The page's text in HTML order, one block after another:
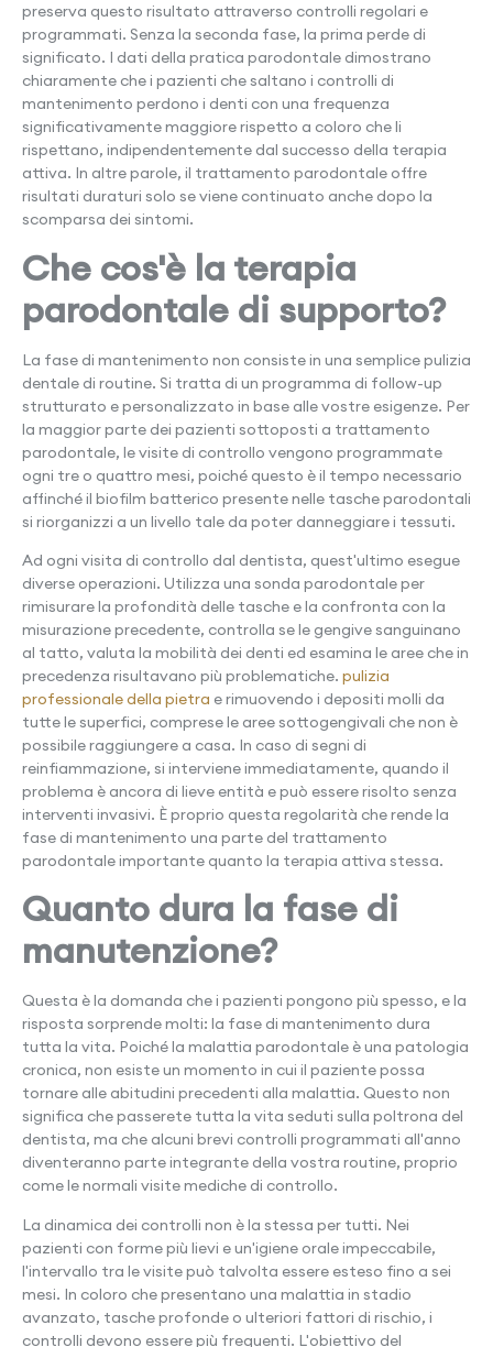
preserva questo risultato attraverso controlli regolari e
programmati. Senza la seconda fase, la prima perde di
significato. I dati della pratica parodontale dimostrano
chiaramente che i pazienti che saltano i controlli di
mantenimento perdono i denti con una frequenza
significativamente maggiore rispetto a coloro che li
rispettano, indipendentemente dal successo della terapia
attiva. In altre parole, il trattamento parodontale offre
risultati duraturi solo se viene continuato anche dopo la
scomparsa dei sintomi.
Che cos'è la terapia
parodontale di supporto?
La fase di mantenimento non consiste in una semplice pulizia
dentale di routine. Si tratta di un programma di follow-up
strutturato e personalizzato in base alle vostre esigenze. Per
la maggior parte dei pazienti sottoposti a trattamento
parodontale, le visite di controllo vengono programmate
ogni tre o quattro mesi, poiché questo è il tempo necessario
affinché il biofilm batterico presente nelle tasche parodontali
si riorganizzi a un livello tale da poter danneggiare i tessuti.
Ad ogni visita di controllo dal dentista, quest'ultimo esegue
diverse operazioni. Utilizza una sonda parodontale per
rimisurare la profondità delle tasche e la confronta con la
misurazione precedente, controlla se le gengive sanguinano
al tatto, valuta la mobilità dei denti ed esamina le aree che in
precedenza risultavano più problematiche. pulizia
professionale della pietra e rimuovendo i depositi molli da
tutte le superfici, comprese le aree sottogengivali che non è
possibile raggiungere a casa. In caso di segni di
reinfiammazione, si interviene immediatamente, quando il
problema è ancora di lieve entità e può essere risolto senza
interventi invasivi. È proprio questa regolarità che rende la
fase di mantenimento una parte del trattamento
parodontale importante quanto la terapia attiva stessa.
Quanto dura la fase di
manutenzione?
Questa è la domanda che i pazienti pongono più spesso, e la
risposta sorprende molti: la fase di mantenimento dura
tutta la vita. Poiché la malattia parodontale è una patologia
cronica, non esiste un momento in cui il paziente possa
tornare alle abitudini precedenti alla malattia. Questo non
significa che passerete tutta la vita seduti sulla poltrona del
dentista, ma che alcuni brevi controlli programmati all'anno
diventeranno parte integrante della vostra routine, proprio
come le normali visite mediche di controllo.
La dinamica dei controlli non è la stessa per tutti. Nei
pazienti con forme più lievi e un'igiene orale impeccabile,
l'intervallo tra le visite può talvolta essere esteso fino a sei
mesi. In coloro che presentano una malattia in stadio
avanzato, tasche profonde o ulteriori fattori di rischio, i
controlli devono essere più frequenti. L'obiettivo del